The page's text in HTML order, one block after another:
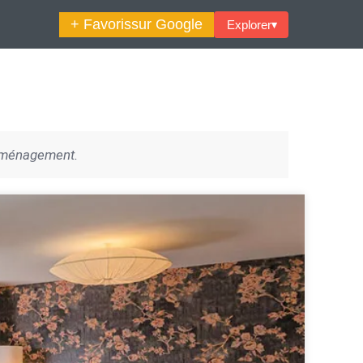
+ Favorissur Google Explorer▾
Décoration Et Design